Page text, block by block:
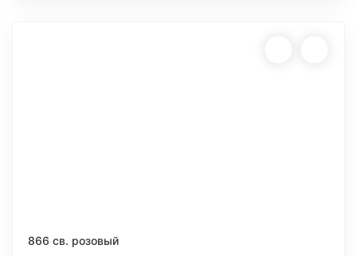
866 св. розовый